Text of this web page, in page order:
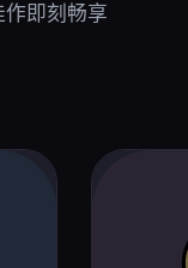
作即刻畅享